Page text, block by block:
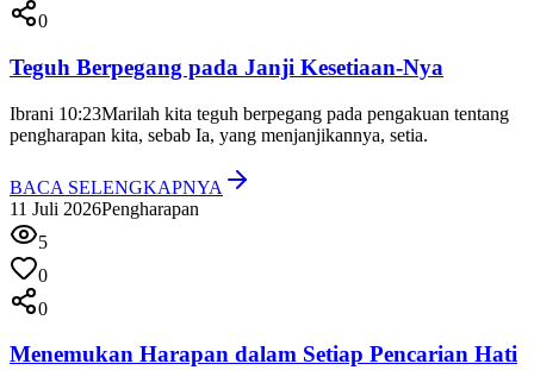
0
Teguh Berpegang pada Janji Kesetiaan-Nya
Ibrani 10:23Marilah kita teguh berpegang pada pengakuan tentang
pengharapan kita, sebab Ia, yang menjanjikannya, setia.
BACA SELENGKAPNYA
11 Juli 2026Pengharapan
5
0
0
Menemukan Harapan dalam Setiap Pencarian Hati